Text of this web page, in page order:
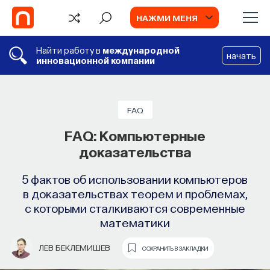
НАЖМИ МЕНЯ
Найти работу в международной
инновационной компании
начать
FAQ
FAQ: Компьютерные
доказательства
5 фактов об использовании компьютеров
в доказательствах теорем и проблемах,
с которыми сталкиваются современные
математики
ЛЕВ БЕКЛЕМИШЕВ СОХРАНИТЬ В ЗАКЛАДКИ
TV
ИИ в университете, цели